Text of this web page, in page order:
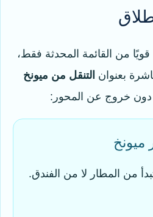
قويًا من القائمة المحدثة فقط،
بعنوان التنقل من ميونخ
دون خروج عن المحور:
ميونخ
من المطار لا من الفندق.